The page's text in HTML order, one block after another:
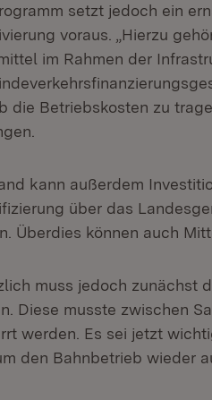
setzt jedoch ein
voraus. „Hierzu
im Rahmen der
die Betriebskosten zu
kann außerdem
über das
Überdies können auch
muss jedoch zunächst
Diese musste zwischen
werden. Es sei jetzt
den Bahnbetrieb wieder